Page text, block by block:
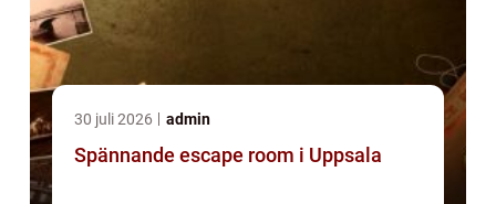
30 juli 2026 admin
Spännande escape room i Uppsala